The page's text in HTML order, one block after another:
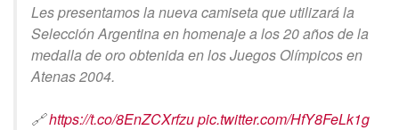
Les presentamos la nueva camiseta que utilizará la
Selección Argentina en homenaje a los 20 años de la
medalla de oro obtenida en los Juegos Olímpicos en
Atenas 2004.
🔗https://t.co/8EnZCXrfzupic.twitter.com/HfY8FeLk1g